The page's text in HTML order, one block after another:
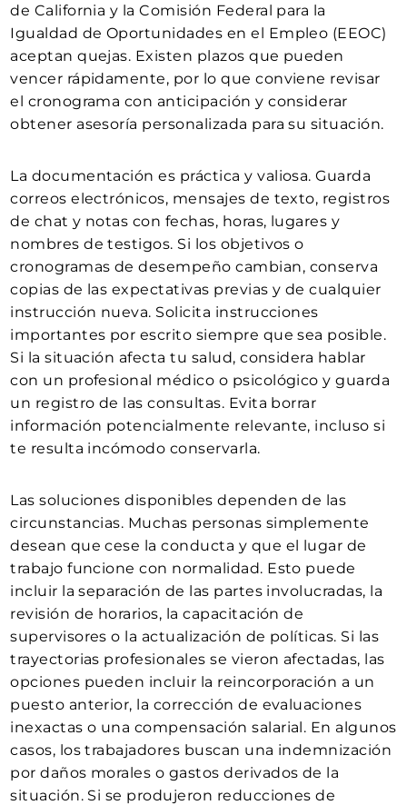
de California y la Comisión Federal para la
Igualdad de Oportunidades en el Empleo (EEOC)
aceptan quejas. Existen plazos que pueden
vencer rápidamente, por lo que conviene revisar
el cronograma con anticipación y considerar
obtener asesoría personalizada para su situación.
La documentación es práctica y valiosa. Guarda
correos electrónicos, mensajes de texto, registros
de chat y notas con fechas, horas, lugares y
nombres de testigos. Si los objetivos o
cronogramas de desempeño cambian, conserva
copias de las expectativas previas y de cualquier
instrucción nueva. Solicita instrucciones
importantes por escrito siempre que sea posible.
Si la situación afecta tu salud, considera hablar
con un profesional médico o psicológico y guarda
un registro de las consultas. Evita borrar
información potencialmente relevante, incluso si
te resulta incómodo conservarla.
Las soluciones disponibles dependen de las
circunstancias. Muchas personas simplemente
desean que cese la conducta y que el lugar de
trabajo funcione con normalidad. Esto puede
incluir la separación de las partes involucradas, la
revisión de horarios, la capacitación de
supervisores o la actualización de políticas. Si las
trayectorias profesionales se vieron afectadas, las
opciones pueden incluir la reincorporación a un
puesto anterior, la corrección de evaluaciones
inexactas o una compensación salarial. En algunos
casos, los trabajadores buscan una indemnización
por daños morales o gastos derivados de la
situación. Si se produjeron reducciones de